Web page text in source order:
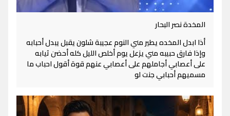
المخدة نصر البحار
أذا ابدل المخده يطير مني النوم عجيبة شلون يقبل يبدل أحبابه
وإذا فارق حبيبه مني يزعل يوم أخلص الليل كله أحضن ثيابه
على أعصابي أجاملهم على أعصابي عنهم قوة أقول احباب ما
مسميهم أحبابي جنت لو